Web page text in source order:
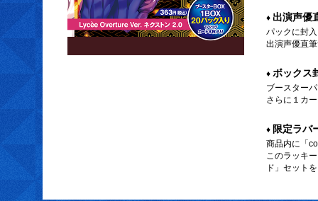
出演声優
パックに封
出演声優直
ボックス
ブースター
さらに１カ
限定ラバ
商品内に「
このラッキ
ド」セット